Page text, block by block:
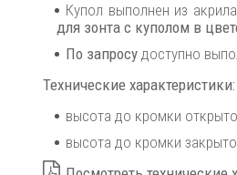
Купол выполнен из
для зонта с куполом в
По запросу доступно
Технические характеристики:
высота до кромки
высота до кромки